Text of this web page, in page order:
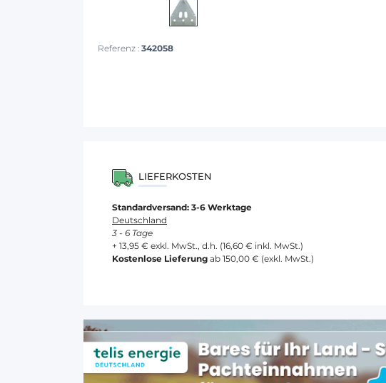
Referenz : 342058
LIEFERKOSTEN
Standardversand: 3-6 Werktage
Deutschland
3 - 6 Tage
+ 13,95 € exkl. MwSt., d.h. (16,60 € inkl. MwSt.)
Kostenlose Lieferung ab 150,00 € (exkl. MwSt.)